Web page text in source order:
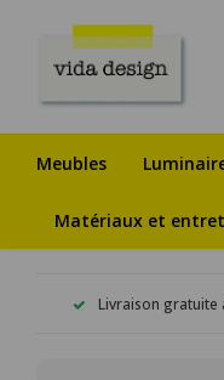
Meubles
Matériaux et
Livraison gratuite